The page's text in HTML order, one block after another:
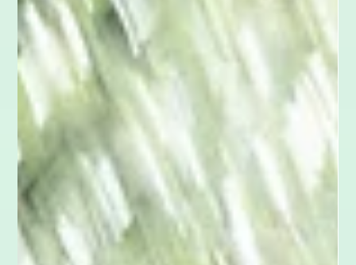
4. Juni
5 Min. Lesezeit
Transformation
Das ADKAR-Modell im Change
Management
Ein Change-Prozess ist strategisch perfekt geplant, doch dein
Technologie, sondern am Menschen. Während die Kübler-
Ross-Kurve die emotionalen Phasen beschreibt, liefert das
ADKAR-Modell einen konkreten, strukturierten Fahrplan für
Führungskräfte. In diesem Blogpost erfährst du, wie die 5
Phasen (Awareness, Desire, Knowledge, Ability, Reinforcement)
funktionieren und wie du das Modell als praktischen Check-up
in deine